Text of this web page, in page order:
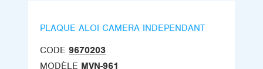
PLAQUE ALOI CAMERA INDEPENDANT
CODE 9670203
MODÈLE MVN-961